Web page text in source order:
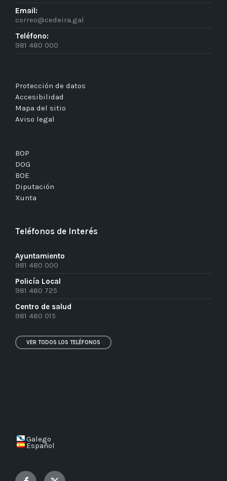
Email:
correo@cedeira.gal
Teléfono:
981 480 000
Protección de datos
Accesibilidad
Mapa del sitio
Aviso legal
BOP
DOG
BOE
Diputación
Xunta
Teléfonos de Interés
Ayuntamiento
981 480 000
Policía Local
981 480 725
Centro de salud
981 480 015
VER TODOS LOS TELÉFONOS
Galego
Español